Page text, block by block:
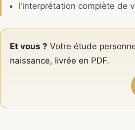
l'interprétation complète de
Et vous ? Votre étude
naissance, livrée en PDF.